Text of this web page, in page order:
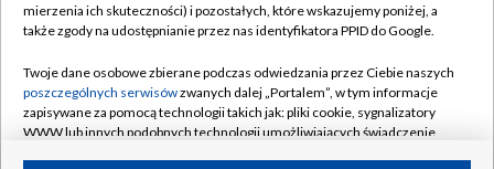
Naziemna Telewizja Cyfrowa
Rada Programowa
System NOS
Informacje o nadawcy
Pomoc
Kontakt
Kanały
mierzenia ich skuteczności) i pozostałych, które wskazujemy poniżej, a
także zgody na udostępnianie przez nas identyfikatora PPID do Google.
Twoje dane osobowe zbierane podczas odwiedzania przez Ciebie naszych
poszczególnych serwisówzwanych dalej „Portalem”, w tym informacje
zapisywane za pomocą technologii takich jak: pliki cookie, sygnalizatory
WWW lub innych podobnych technologii umożliwiających świadczenie